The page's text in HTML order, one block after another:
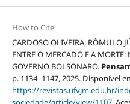
How to Cite
CARDOSO OLIVEIRA, RÔMULO
ENTRE O MERCADO E A
GOVERNO BOLSONARO.
p. 1134–1147, 2025. Disponível
https://revistas.ufvjm.edu.br/